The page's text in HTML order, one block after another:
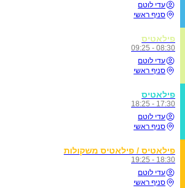
עדי לוטם
סניף ראשי
פילאטיס
08:30 - 09:25
עדי לוטם
סניף ראשי
פילאטיס
17:30 - 18:25
עדי לוטם
סניף ראשי
פילאטיס / פילאטיס משקולות
18:30 - 19:25
עדי לוטם
סניף ראשי